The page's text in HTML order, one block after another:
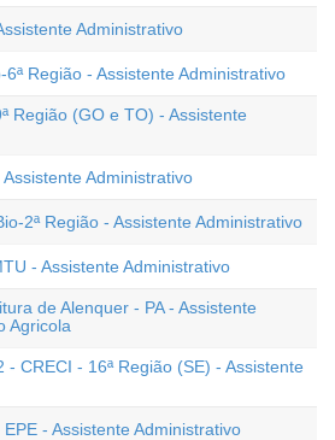
Administrativo
Região - Assistente Administrativo
Região (GO e TO) - Assistente
Administrativo
2ª Região - Assistente Administrativo
- Assistente Administrativo
de Alenquer - PA - Assistente
Agricola
- CRECI - 16ª Região (SE) - Assistente
- Assistente Administrativo